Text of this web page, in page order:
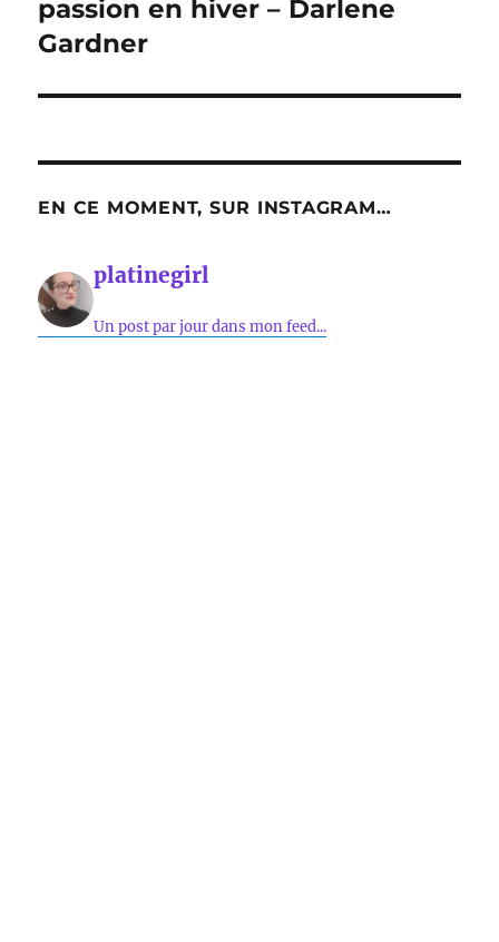
passion en hiver – Darlene
Gardner
EN CE MOMENT, SUR INSTAGRAM…
platinegirl
Un post par jour dans mon feed...